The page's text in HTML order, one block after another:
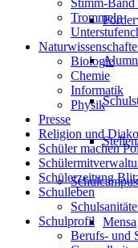
Schulcampus
Mensa
Trommeln
Biologie
Chemie
Informatik
Physik
Presse
Religion und
Schüler machen
Schülerzeitung
Schulleben
Schulprofil
Berufs- und